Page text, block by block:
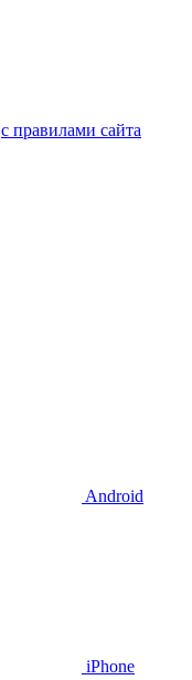
c правилами сайта
Android
iPhone